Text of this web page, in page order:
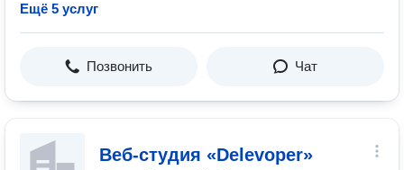
Ещё 5 услуг
Позвонить Чат
Веб-студия «Delevoper»